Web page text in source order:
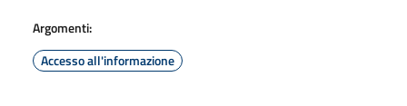
Argomenti:
Accesso all'informazione